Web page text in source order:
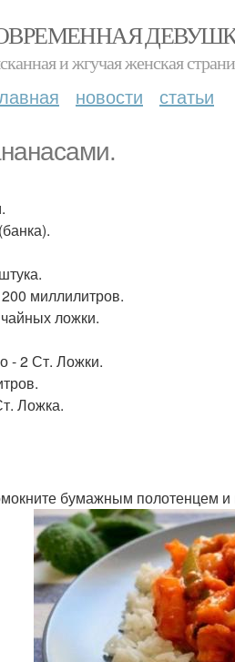
и жгучая женская
новости статьи
миллилитров.
ложки.
- 2 Ст. Ложки.
Ложка.
бумажным полотенцем и